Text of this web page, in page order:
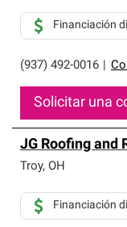
(937) 492-0016
Financiación
Solicitar una
JG Roofing and
Troy, OH
Financiación